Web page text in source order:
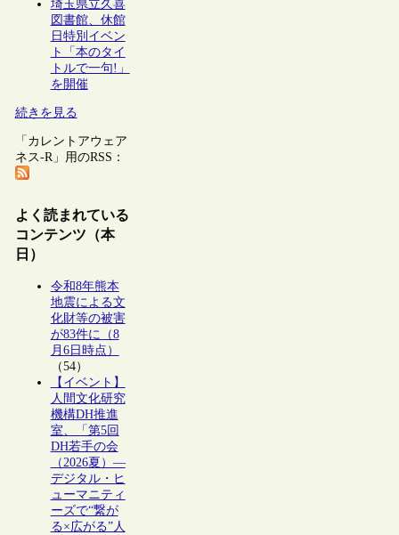
埼玉県立久喜
図書館、休館
日特別イベン
ト「本のタイ
トルで一句!」
を開催
続きを見る
「カレントアウェア
ネス-R」用のRSS：
よく読まれている
コンテンツ（本
日）
令和8年熊本
地震による文
化財等の被害
が83件に（8
月6日時点）
（54）
【イベント】
人間文化研究
機構DH推進
室、「第5回
DH若手の会
（2026夏）―
デジタル・ヒ
ューマニティ
ーズで“繋が
る×広がる”人